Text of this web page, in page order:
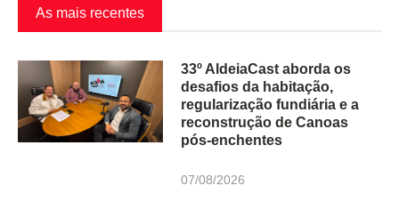
As mais recentes
33º AldeiaCast aborda os
desafios da habitação,
regularização fundiária e a
reconstrução de Canoas
pós-enchentes
07/08/2026